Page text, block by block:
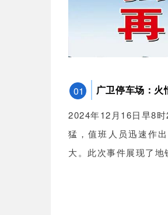
01 广卫停车场：火
2024年12月16日早8
猛，值班人员迅速作
大。此次事件展现了地